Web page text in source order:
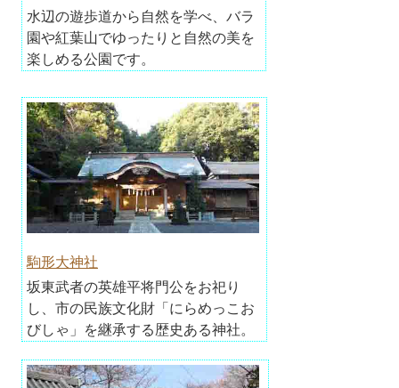
水辺の遊歩道から自然を学べ、バラ
園や紅葉山でゆったりと自然の美を
楽しめる公園です。
駒形大神社
坂東武者の英雄平将門公をお祀り
し、市の民族文化財「にらめっこお
びしゃ」を継承する歴史ある神社。